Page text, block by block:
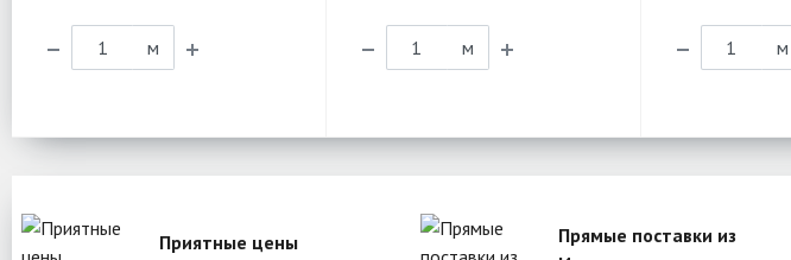
м м м
Приятные цены
Прямые поставки из